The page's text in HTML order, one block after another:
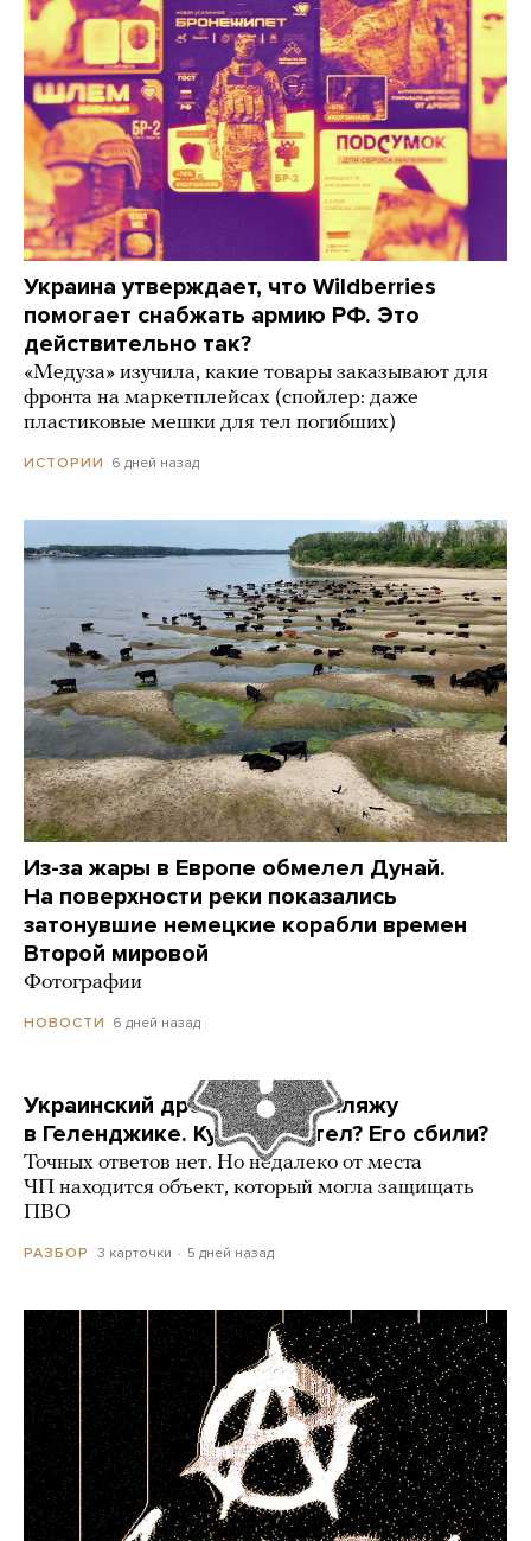
Украина утверждает, что Wildberries
помогает снабжать армию РФ. Это
действительно так?
«Медуза» изучила, какие товары заказывают для
фронта на маркетплейсах (спойлер: даже
пластиковые мешки для тел погибших)
ИСТОРИИ 6 дней назад
Из-за жары в Европе обмелел Дунай.
На поверхности реки показались
затонувшие немецкие корабли времен
Второй мировой
Фотографии
НОВОСТИ 6 дней назад
Украинский дрон попал по пляжу
в Геленджике. Куда он летел? Его сбили?
Точных ответов нет. Но недалеко от места
ЧП находится объект, который могла защищать
ПВО
РАЗБОР 3 карточки 5 дней назад